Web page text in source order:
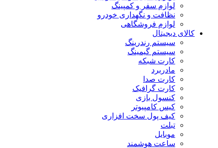
لوازم سفر و کمپینگ
نظافت و نگهداری خودرو
لوازم فروشگاهی
کالای دیجیتال
سیستم رندرینگ
سیستم گیمینگ
کارت شبکه
مادربرد
کارت صدا
کارت گرافیک
کنسول بازی
کیس کامپیوتر
کیف پول سخت افزاری
تبلت
موبایل
ساعت هوشمند